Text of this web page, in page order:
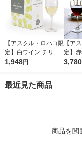
【アスクル・ロハコ限
定】白ワイン チリ サ
ンタ レジーナ BIB シ
1,948円
【ア
定】
ンタ
3,780
最近見た商品
商品を閲